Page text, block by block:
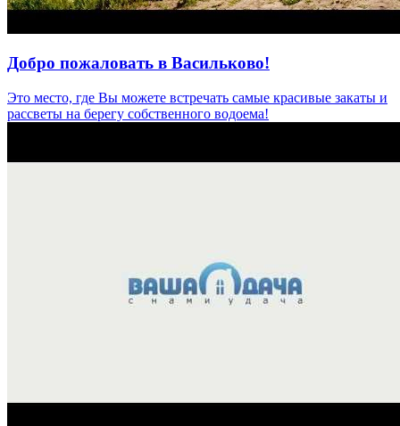
Добро пожаловать в Васильково!
Это место, где Вы можете встречать самые красивые закаты и
рассветы на берегу собственного водоема!